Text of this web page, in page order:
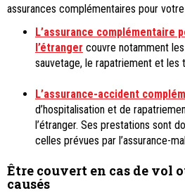
assurances complémentaires pour
L’assurance complémentaire
l’étranger couvre notamment
sauvetage, le rapatriement et les
L’assurance-accident
d’hospitalisation et de
l’étranger. Ses prestations sont
celles prévues par l’assurance-
Être couvert en cas de vol
causés